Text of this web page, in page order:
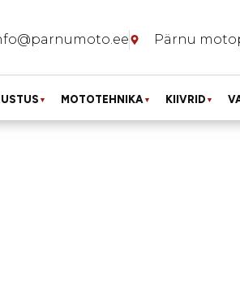
Pärnu
▼ MOTOTEHNIKA▼ KIIVRID ▼